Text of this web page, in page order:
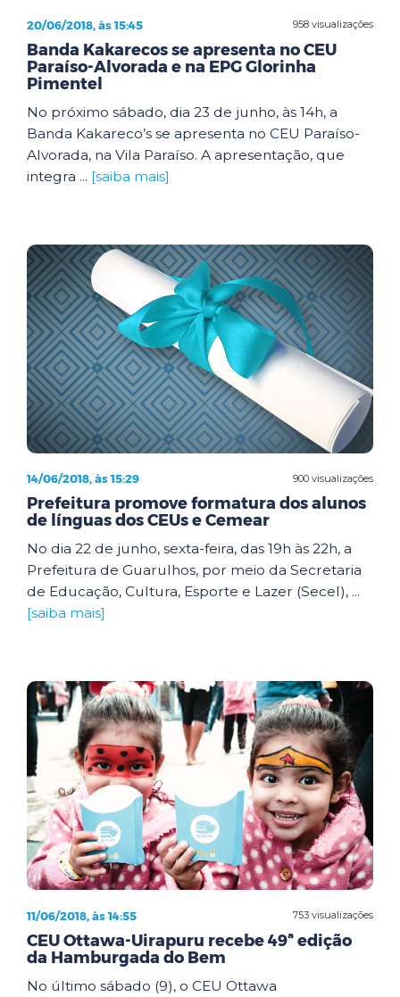
958 visualizações
20/06/2018, às 15:45
Banda Kakarecos se apresenta no CEU
Paraíso-Alvorada e na EPG Glorinha
Pimentel
No próximo sábado, dia 23 de junho, às 14h, a
Banda Kakareco’s se apresenta no CEU Paraíso-
Alvorada, na Vila Paraíso. A apresentação, que
integra ... [saiba mais]
900 visualizações
14/06/2018, às 15:29
Prefeitura promove formatura dos alunos
de línguas dos CEUs e Cemear
No dia 22 de junho, sexta-feira, das 19h às 22h, a
Prefeitura de Guarulhos, por meio da Secretaria
de Educação, Cultura, Esporte e Lazer (Secel), ...
[saiba mais]
753 visualizações
11/06/2018, às 14:55
CEU Ottawa-Uirapuru recebe 49ª edição
da Hamburgada do Bem
No último sábado (9), o CEU Ottawa